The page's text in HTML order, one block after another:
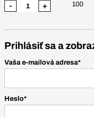
100
- +
Prihlásiť sa a
Vaša e-mailová adresa*
Heslo*